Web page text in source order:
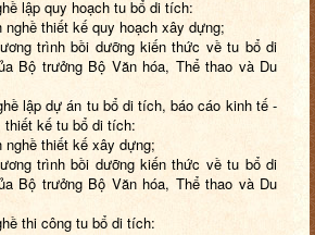
lập quy hoạch tu bổ di tích:
thiết kế quy hoạch xây dựng;
trình bồi dưỡng kiến thức về tu bổ di
Bộ trưởng Bộ Văn hóa, Thể thao và Du
lập dự án tu bổ di tích, báo cáo kinh tế -
kế tu bổ di tích:
thiết kế xây dựng;
trình bồi dưỡng kiến thức về tu bổ di
Bộ trưởng Bộ Văn hóa, Thể thao và Du
thi công tu bổ di tích: